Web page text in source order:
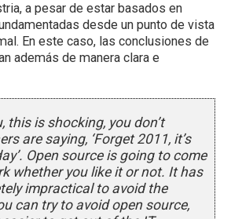
a pesar de estar basados en
desde un punto de vista
En este caso, las conclusiones de
además de manera clara e
this is shocking, you don’t
are saying, ‘Forget 2011, it’s
Open source is going to come
whether you like it or not. It has
impractical to avoid the
can try to avoid open source,